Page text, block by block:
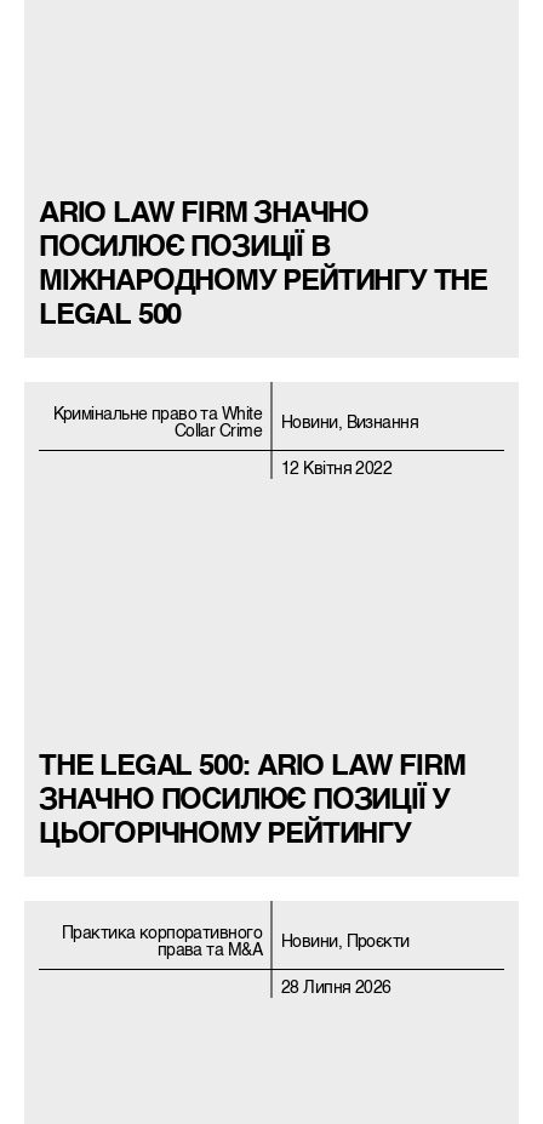
ARIO LAW FIRM ЗНАЧНО
ПОСИЛЮЄ ПОЗИЦІЇ В
МІЖНАРОДНОМУ РЕЙТИНГУ THE
LEGAL 500
Кримiнальне право та White
Collar Crime
Новини, Визнання
12 Квітня 2022
THE LEGAL 500: ARIO LAW FIRM
ЗНАЧНО ПОСИЛЮЄ ПОЗИЦІЇ У
ЦЬОГОРІЧНОМУ РЕЙТИНГУ
Практика корпоративного
права та M&A
Новини, Проєкти
28 Липня 2026